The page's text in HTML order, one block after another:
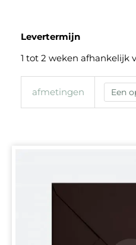
Levertermijn
1 tot 2 weken afhankelijk
afmetingen